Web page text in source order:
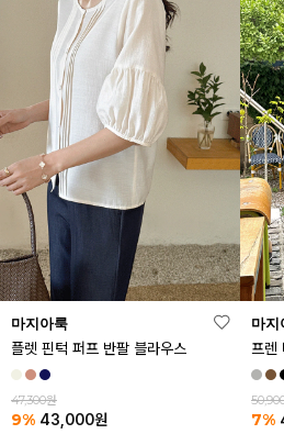
마지아룩
플렛 핀턱 퍼프 반팔 블라우스
47,300원
9% 43,000원
마지
프렌
7%